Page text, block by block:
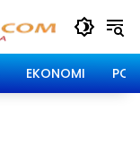
EKONOMI